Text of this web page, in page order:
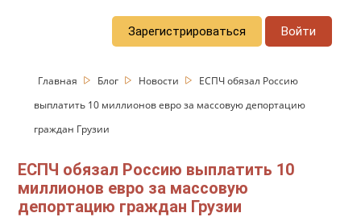
Зарегистрироваться Войти
Главная Блог Новости
ЕСПЧ обязал Россию
выплатить 10 миллионов евро за массовую депортацию
граждан Грузии
ЕСПЧ обязал Россию выплатить 10
миллионов евро за массовую
депортацию граждан Грузии